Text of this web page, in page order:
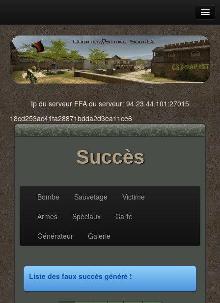
Accueil
Chezyann.net
Téléchargement
Faq
Galerie
Article
Succès
Inscription
Ip du serveur FFA du serveur: 94.23.44.101:27015
18cd253ac41fa28871bdda2d3ea11ce6
Succès
Bombe Sauvetage
Victime
Armes
Spéciaux
Carte
Générateur
Galerie
Liste des faux succès généré !